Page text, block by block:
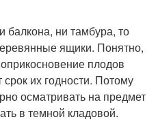
балкона, ни тамбура, то
ящики. Понятно,
плодов
их годности. Потому
осматривать на предмет
в темной кладовой.